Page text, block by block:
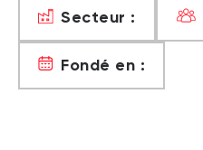
Secteur :
Fondé en :